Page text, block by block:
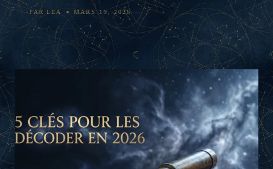
PAR LEA MARS 19, 2026